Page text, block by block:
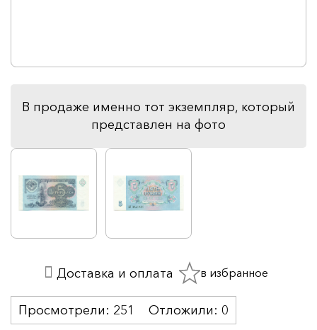
В продаже именно тот экземпляр, который
представлен на фото
Просмотрели: 251 Отложили: 0
Доставка и оплата в избранное